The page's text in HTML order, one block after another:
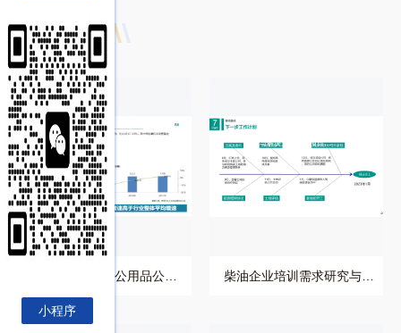
相关推荐
博研咨询为某办公用品
公司提供企业培训服务
项
博研咨询为某办公用品公司
与解决方案设计项目案
柴油企业培训需求研究与解
小程序